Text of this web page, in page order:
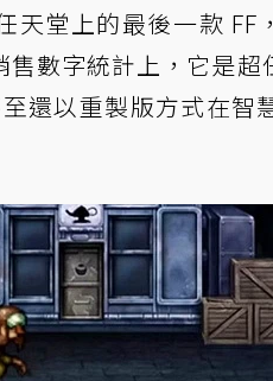
天堂上的最後一款
數字統計上，它是
還以重製版方式在智